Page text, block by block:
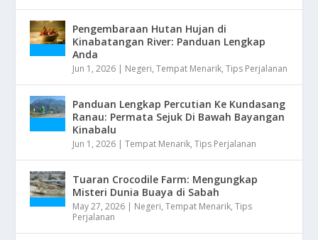
Pengembaraan Hutan Hujan di
Kinabatangan River: Panduan Lengkap
Anda
Jun 1, 2026 | Negeri,Tempat Menarik,Tips Perjalanan
Panduan Lengkap Percutian Ke Kundasang
Ranau: Permata Sejuk Di Bawah Bayangan
Kinabalu
Jun 1, 2026 |Tempat Menarik,Tips Perjalanan
Tuaran Crocodile Farm: Mengungkap
Misteri Dunia Buaya di Sabah
May 27, 2026 | Negeri,Tempat Menarik,Tips
Perjalanan